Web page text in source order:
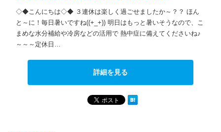
◇◆こんにちは◇◆ ３連休は楽しく過ごせましたか～？？ ほん
と～に！毎日暑いですね((+_+)) 明日はもっと暑いそうなので、こ
まめな水分補給や冷房などの活用で 熱中症に備えてくださいね♪
～～～定休日…
詳細を見る